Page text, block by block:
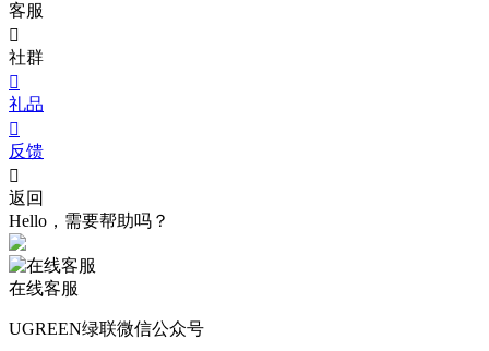
客服

社群

礼品

反馈

返回
Hello，需要帮助吗？
在线客服
UGREEN绿联微信公众号